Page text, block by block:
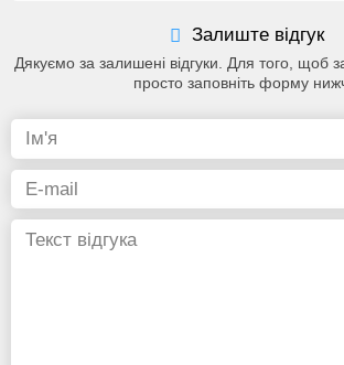
Залиште відгук
Дякуємо за залишені відгуки. Для того, щоб
просто заповніть форму